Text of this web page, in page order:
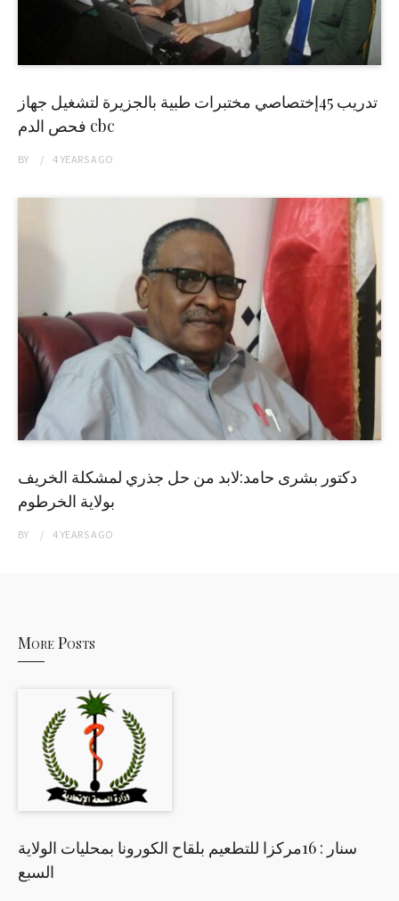
تدريب 45إختصاصي مختبرات طبية بالجزيرة لتشغيل جهاز
فحص الدم cbc
BY 4 YEARSAGO
دكتور بشرى حامد:لابد من حل جذري لمشكلة الخريف
بولاية الخرطوم
BY 4 YEARSAGO
More Posts
سنار : 16مركزا للتطعيم بلقاح الكورونا بمحليات الولاية
السبع